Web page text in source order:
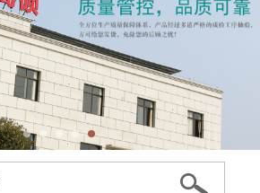
工程案例
工程业绩
生产基地
新闻动态
联系我们